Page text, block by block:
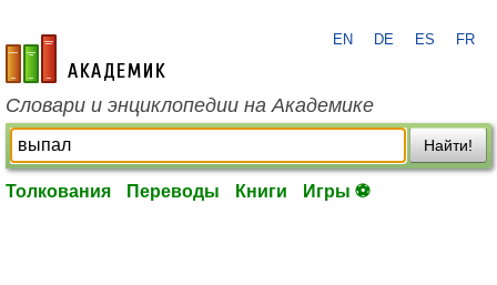
academic.ru
EN DE ES FR
Словари и энциклопедии на Академике
Найти!
Толкования Переводы Книги Игры ⚽